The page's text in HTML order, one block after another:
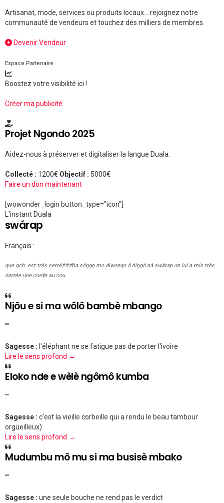
Artisanat, mode, services ou produits locaux... rejoignez notre
communauté de vendeurs et touchez des milliers de membres.
Devenir Vendeur
Espace Partenaire
Boostez votre visibilité ici !
Créer ma publicité
Projet Ngondo 2025
Aidez-nous à préserver et digitaliser la langue Duala.
Collecté : 1200€ Objectif : 5000€
Faire un don maintenant
[wowonder_login button_type="icon"]
L'instant Duala
swárap
Français :
que qch. est très serré###ɓa sóŋqę mọ diwonqo ó ńíŋqó ná swárap on lui a mis très
serrée une corde au cou
Njôu e si ma wôlô bambè mbango
""
Sagesse : l'éléphant ne se fatigue pas de porter l'ivoire
Lire le sens profond →
Eloko nde e wèlè ngômô kumba
""
Sagesse : c'est la vieille corbeille qui a rendu le beau tambour
orgueilleux)
Lire le sens profond →
Mudumbu mô mu si ma busisè mbako
""
Sagesse : une seule bouche ne rend pas le verdict